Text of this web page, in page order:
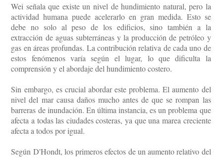
Wei señala que existe un nivel de hundimiento natural, pero la
actividad humana puede acelerarlo en gran medida. Esto se
debe no solo al peso de los edificios, sino también a la
extracción de aguas subterráneas y la producción de petróleo y
gas en áreas profundas. La contribución relativa de cada uno de
estos fenómenos varía según el lugar, lo que dificulta la
comprensión y el abordaje del hundimiento costero.
Sin embargo, es crucial abordar este problema. El aumento del
nivel del mar causa daños mucho antes de que se rompan las
barreras de inundación. En última instancia, es un problema que
afecta a todas las ciudades costeras, ya que una marea creciente
afecta a todos por igual.
Según D'Hondt, los primeros efectos de un aumento relativo del